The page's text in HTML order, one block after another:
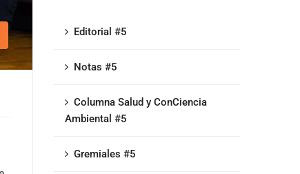
Editorial #5
Notas #5
Columna Salud y ConCiencia
Ambiental #5
Gremiales #5